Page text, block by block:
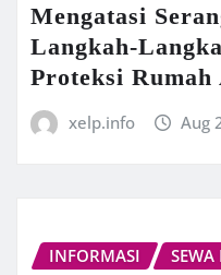
Mengatasi
Langkah-
Proteksi Rumah
xelp.info Aug
INFORMASI